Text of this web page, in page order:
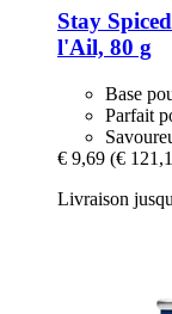
Stay
l'Ail, 80 g
Base
Parfait
€ 9,69 (€
Livraison